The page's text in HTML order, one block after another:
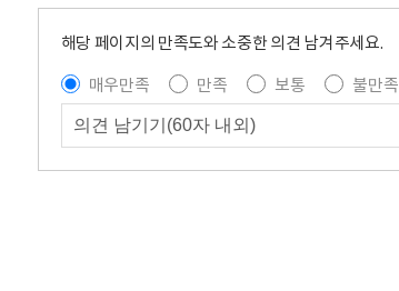
해당 페이지의 만족도와 소중한 의견 남겨주세요.
매우만족
만족 보통 불만족